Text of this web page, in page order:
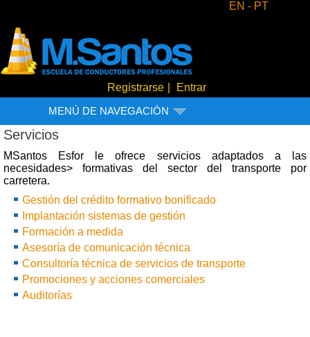
EN - PT
Registrarse
Entrar
MENÚ DE NAVEGACIÓN
Servicios
MSantos Esfor le ofrece servicios adaptados a las
necesidades> formativas del sector del transporte por
carretera.
Gestión del crédito formativo bonificado
Implantación sistemas de gestión
Formación a medida
Asesoría de comunicación técnica
Consultoría técnica de servicios de transporte
Promociones y acciones comerciales
Auditorías